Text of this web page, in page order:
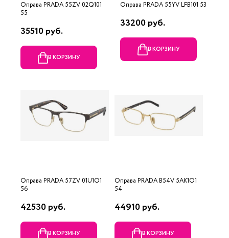
Оправа PRADA 55ZV 02Q101
55
35510 руб.
В КОРЗИНУ
Оправа PRADA 55YV LFB101 53
33200 руб.
В КОРЗИНУ
Оправа PRADA 57ZV 01U1O1
56
42530 руб.
В КОРЗИНУ
Оправа PRADA B54V 5AK1O1
54
44910 руб.
В КОРЗИНУ